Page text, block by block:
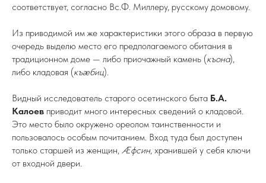
соответствует, согласно Вс.Ф. Миллеру, русскому домовому.
Из приводимой им же характеристики этого образа в первую
очередь выделю место его предполагаемого обитания в
традиционном доме — либо приочажный камень (къона),
либо кладовая (къæбиц).
Видный исследователь старого осетинского быта Б.А.
Калоев приводит много интересных сведений о кладовой.
Это место было окружено ореолом таинственности и
пользовалось особым почитанием. Вход туда был доступен
только старшей из женщин, Æфсин, хранившей у себя ключи
от входной двери.